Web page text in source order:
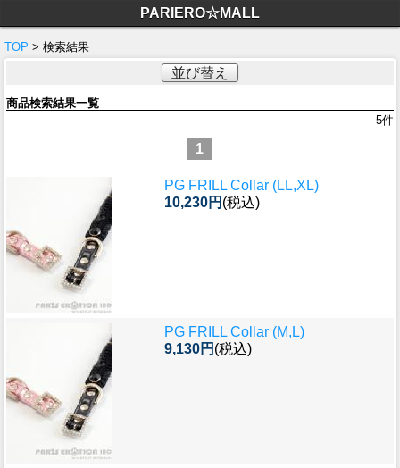
PARIERO☆MALL
TOP > 検索結果
並び替え
商品検索結果一覧
5件
1
PG FRILL Collar (LL,XL)
10,230円 (税込)
PG FRILL Collar (M,L)
9,130円 (税込)